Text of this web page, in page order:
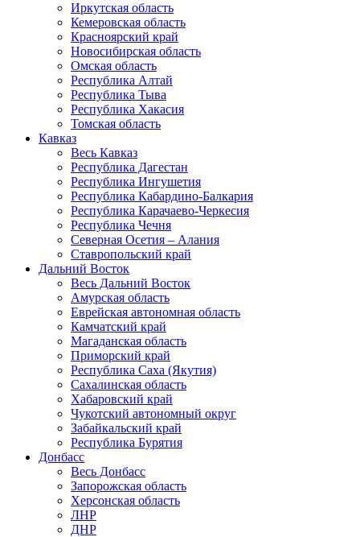
Иркутская область
Кемеровская область
Красноярский край
Новосибирская область
Омская область
Республика Алтай
Республика Тыва
Республика Хакасия
Томская область
Кавказ
Весь Кавказ
Республика Дагестан
Республика Ингушетия
Республика Кабардино-Балкария
Республика Карачаево-Черкесия
Республика Чечня
Северная Осетия – Алания
Ставропольский край
Дальний Восток
Весь Дальний Восток
Амурская область
Еврейская автономная область
Камчатский край
Магаданская область
Приморский край
Республика Саха (Якутия)
Сахалинская область
Хабаровский край
Чукотский автономный округ
Забайкальский край
Республика Бурятия
Донбасс
Весь Донбасс
Запорожская область
Херсонская область
ЛНР
ДНР